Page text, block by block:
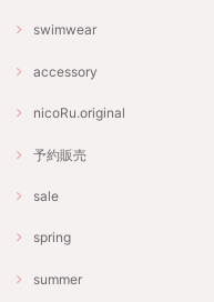
swimwear
accessory
nicoRu.original
予約販売
sale
spring
summer